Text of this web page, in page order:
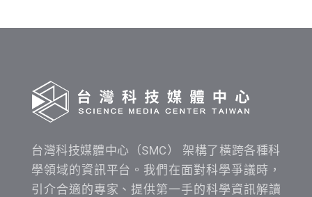
台灣科技媒體中心（SMC） 架構了橫跨各種科
學領域的資訊平台。我們在面對科學爭議時，
引介合適的專家、提供第一手的科學資訊解讀